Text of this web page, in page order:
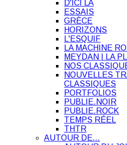
D'ICI LÀ
ESSAIS
GRÈCE
HORIZONS
L'ESQUIF
LA MACHINE
MEYDAN | LA
NOS
NOUVELLES
CLASSIQUES
PORTFOLIOS
PUBLIE.NOIR
PUBLIE.ROCK
TEMPS RÉEL
THTR
AUTOUR DE…